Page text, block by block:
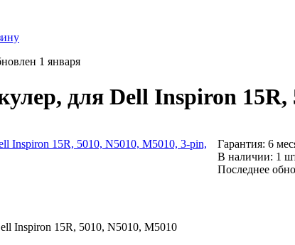
1 января
для Dell Inspiron
Гарантия: 6
В наличии: 1
Последнее
Inspiron 15R, 5010, N5010, M5010